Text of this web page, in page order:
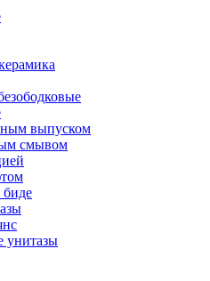
выпуском
смывом
унитазы